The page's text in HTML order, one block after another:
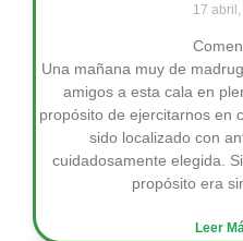
17
Una mañana muy de
amigos a esta cala en
propósito de ejercitarnos en
sido localizado con
cuidadosamente elegida.
propósito era
Leer